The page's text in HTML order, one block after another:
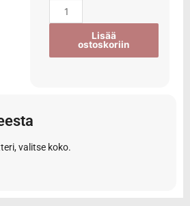
Lisää
ostoskoriin
valitse koko.